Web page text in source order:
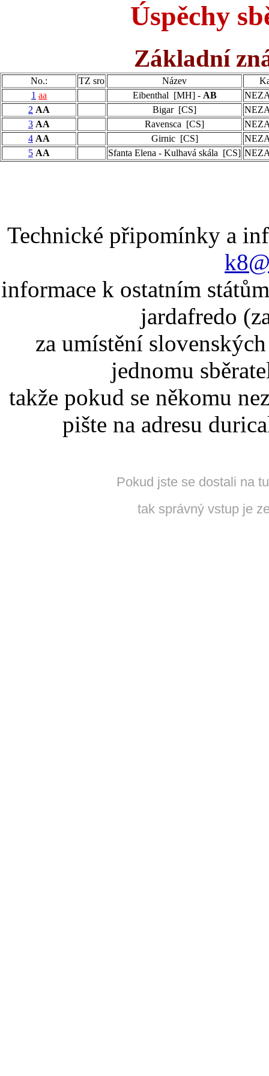
Úspěchy
Základní
No.: TZ sro Název
1 aa Eibenthal [MH] - AB
2 AA Bigar [CS]
3 AA Ravensca [CS]
4 AA Girnic [CS]
5 AA Sfanta Elena - Kulhavá skála [CS]
Technické připomínky a
informace k ostatním
jardafredo
za umístění
jednomu
takže pokud se někomu
pište na adresu
Pokud jste se dostali na
tak správný vstup je